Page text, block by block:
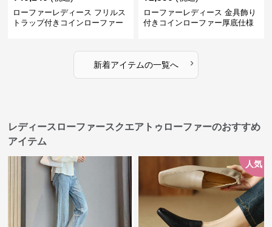
ローファーレディース フリルス
トラップ付きコインローファー
ローファーレディース 金具飾り
付きコインローファー厚底仕様
新着アイテムの一覧へ ›
レディースローファースクエアトゥローファーのおすすめ
アイテム
人気